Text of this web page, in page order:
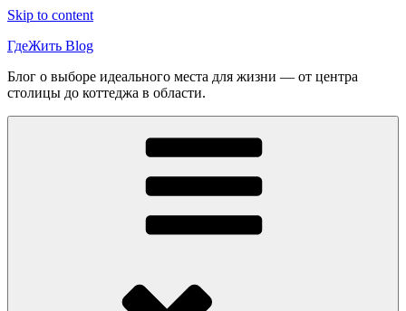
Skip to content
ГдеЖить Blog
Блог о выборе идеального места для жизни — от центра
столицы до коттеджа в области.